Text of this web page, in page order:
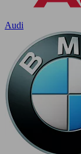
Audi